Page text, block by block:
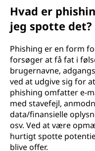
Hvad er
jeg spotte det?
Phishing er en form
forsøger at få fat i
brugernavne,
ved at udgive sig for
phishing omfatter e-
med stavefejl,
data/finansielle
osv. Ved at være
hurtigt spotte
blive offer.